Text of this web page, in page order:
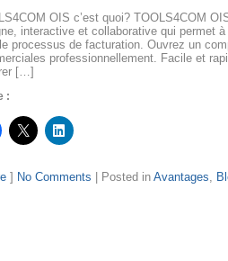
OIS c’est quoi? TOOLS4COM
interactive et collaborative qui permet
processus de facturation. Ouvrez un
professionnellement. Facile et
[…]
:
] No Comments | Posted in Avantages